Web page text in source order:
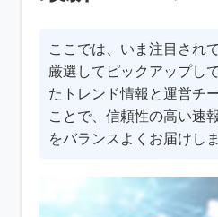
ここでは、いま注目され
厳選してピックアップし
たトレンド情報と運営チ
ことで、信頼性の高い速
をバランスよくお届けしま